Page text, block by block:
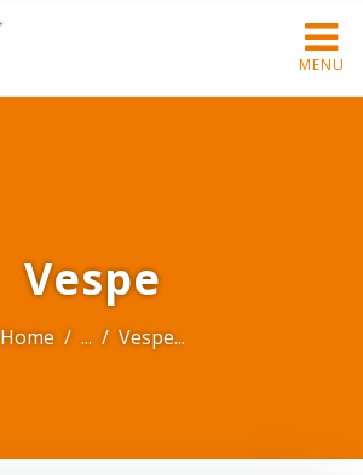
MENU
Vespe
Home Vespe